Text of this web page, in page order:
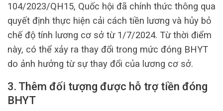
104/2023/QH15, Quốc hội đã chính thức thông qua
quyết định thực hiện cải cách tiền lương và hủy bỏ
chế độ tính lương cơ sở từ 1/7/2024. Từ thời điểm
này, có thể xảy ra thay đổi trong mức đóng BHYT
do ảnh hưởng từ sự thay đổi của lương cơ sở.
3. Thêm đối tượng được hỗ trợ tiền đóng
BHYT